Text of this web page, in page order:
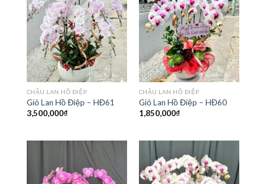
CHẬU LAN HỒ ĐIỆP
Giỏ Lan Hồ Điệp – HĐ61
3,500,000₫
CHẬU LAN HỒ ĐIỆP
Giỏ Lan Hồ Điệp – HĐ60
1,850,000₫